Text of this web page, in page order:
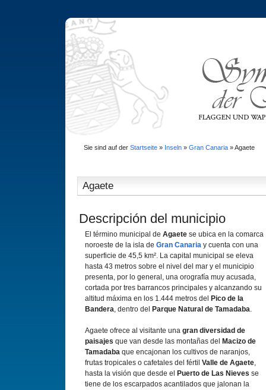
Sie sind auf der Startseite» Inseln» Gran Canaria»Agaete
Agaete
Descripción del municipio
El término municipal de Agaete se ubica en la comarca
noroeste de la isla de Gran Canaria y cuenta con una
superficie de 45,5 km². La capital municipal se eleva
hasta 43 metros sobre el nivel del mar y el municipio
presenta, por lo general, una orografía muy acusada,
cortada por tres barrancos principales y alcanzando su
altitud máxima en los 1.444 metros del
Pico de la
Bandera, dentro del Parque Natural de Tamadaba.
Agaete ofrece al visitante una gran diversidad de
paisajes que van desde las montañas del
Macizo de
Tamadaba que encajonan los cultivos de naranjos,
frutas tropicales o cafetales del fértil Valle de Agaete,
hasta la visión que desde el
Puerto de Las Nieves se
tiene de los escarpados acantilados que jalonan la